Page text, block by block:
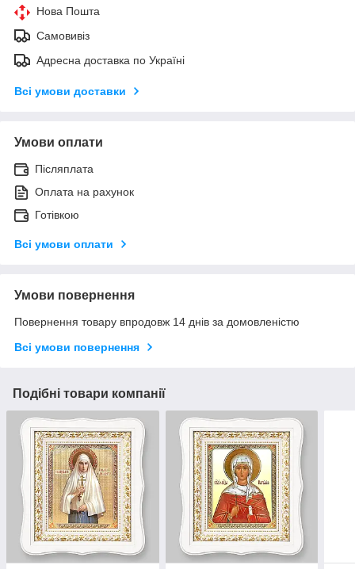
Нова Пошта
Самовивіз
Адресна доставка по Україні
Всі умови доставки
Умови оплати
Післяплата
Оплата на рахунок
Готівкою
Всі умови оплати
Умови повернення
Повернення товару впродовж 14 днів за домовленістю
Всі умови повернення
Подібні товари компанії